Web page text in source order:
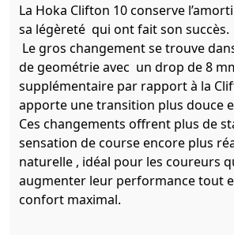
La Hoka Clifton 10 conserve
sa légèreté qui ont fait son succès.
Le gros changement se trouve
de geométrie avec un drop de 8
supplémentaire par rapport à la
apporte une transition plus douce
Ces changements offrent plus de
sensation de course encore plus
naturelle , idéal pour les coureurs
augmenter leur performance tout
confort maximal.